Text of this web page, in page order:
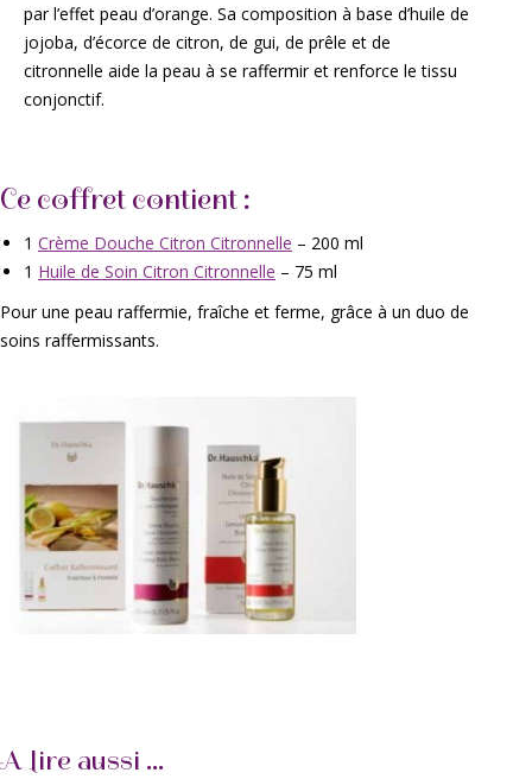
par l’effet peau d’orange. Sa composition à base d’huile de
jojoba, d’écorce de citron, de gui, de prêle et de
citronnelle aide la peau à se raffermir et renforce le tissu
conjonctif.
Ce coffret contient :
1 Crème Douche Citron Citronnelle – 200 ml
1 Huile de Soin Citron Citronnelle – 75 ml
Pour une peau raffermie, fraîche et ferme, grâce à un duo de
soins raffermissants.
A lire aussi ...